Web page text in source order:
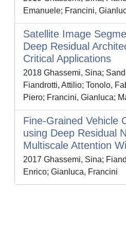
Emanuele; Francini,
Satellite Image
Deep Residual
Critical Applications
2018 Ghassemi, Sina;
Fiandrotti, Attilio; Tonolo,
Piero; Francini, Gianluca;
Fine-Grained Vehicle
using Deep Residual
Multiscale Attention
2017 Ghassemi, Sina;
Enrico; Gianluca, Francini